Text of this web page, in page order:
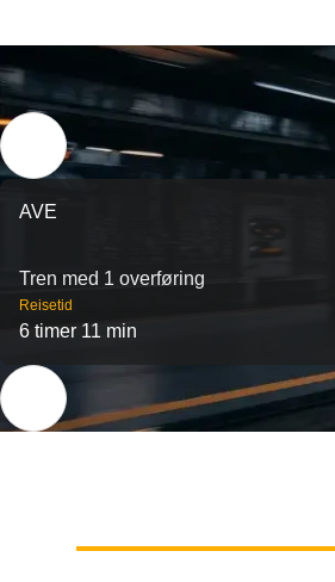
AVE
Tren med 1 overføring
Reisetid
6 timer 11 min